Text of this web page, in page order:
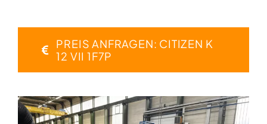
PREIS ANFRAGEN: CITIZEN K
12 VII 1F7P